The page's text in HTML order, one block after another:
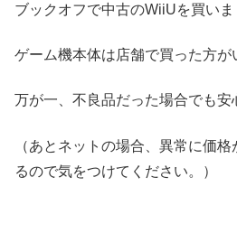
ブックオフで中古のWiiUを買いま
ゲーム機本体は店舗で買った方が
万が一、不良品だった場合でも安
（あとネットの場合、異常に価
るので気をつけてください。）